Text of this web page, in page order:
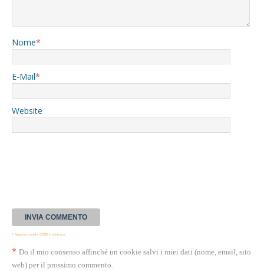
Nome*
E-Mail*
Website
* Questa casella GDPR è richiesta
* Do il mio consenso affinché un cookie salvi i miei dati (nome, email, sito
web) per il prossimo commento.